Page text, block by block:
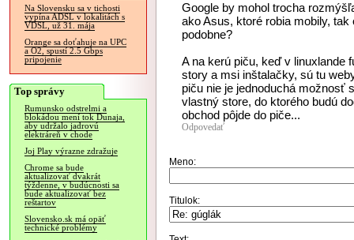
Na Slovensku sa v tichosti
vypína ADSL v lokalitách s
VDSL, už 31. mája
Orange sa doťahuje na UPC
a O2, spustí 2.5 Gbps
pripojenie
Top správy
Rumunsko odstrelmi a
blokádou mení tok Dunaja,
aby udržalo jadrovú
elektráreň v chode
Joj Play výrazne zdražuje
Chrome sa bude
aktualizovať dvakrát
týždenne, v budúcnosti sa
bude aktualizovať bez
reštartov
Slovensko.sk má opäť
technické problémy
Google by mohol trocha
ako Asus, ktoré robia mobily,
podobne?
A na kerú piču, keď v linuxlande
story a msi inštalačky, sú tu
piču nie je jednoduchá možnosť
vlastný store, do ktorého budú
obchod pôjde do piče...
Odpovedať
Meno:
Titulok: